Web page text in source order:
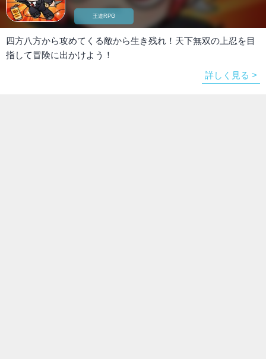
王道RPG
四方八方から攻めてくる敵から生き残れ！天下無双の上忍を目
指して冒険に出かけよう！
詳しく見る >